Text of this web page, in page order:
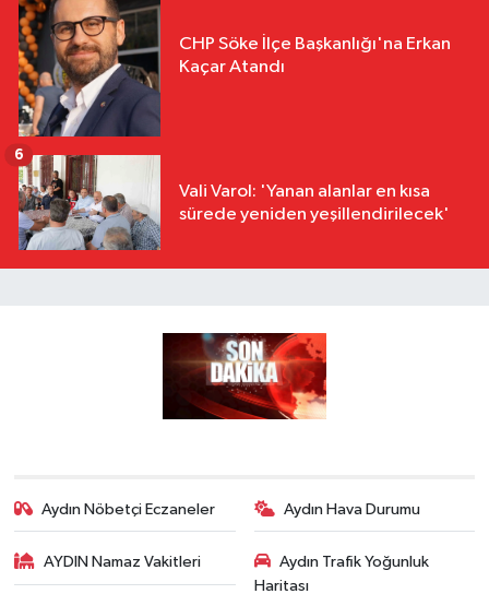
CHP Söke İlçe Başkanlığı'na Erkan
Kaçar Atandı
Vali Varol: 'Yanan alanlar en kısa
sürede yeniden yeşillendirilecek'
6
Aydın Nöbetçi Eczaneler Aydın Hava Durumu
AYDIN Namaz Vakitleri
Aydın Trafik Yoğunluk
Haritası